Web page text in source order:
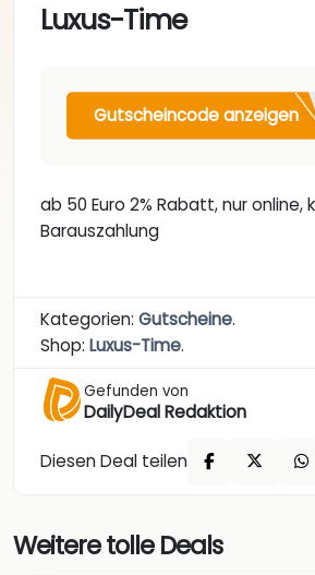
Luxus-Time
Gutscheincode anzeigen
ab 50 Euro 2% Rabatt, nur online,
Barauszahlung
Kategorien: Gutscheine.
Shop: Luxus-Time.
Gefunden von
DailyDeal Redaktion
Diesen Deal teilen
Weitere tolle Deals